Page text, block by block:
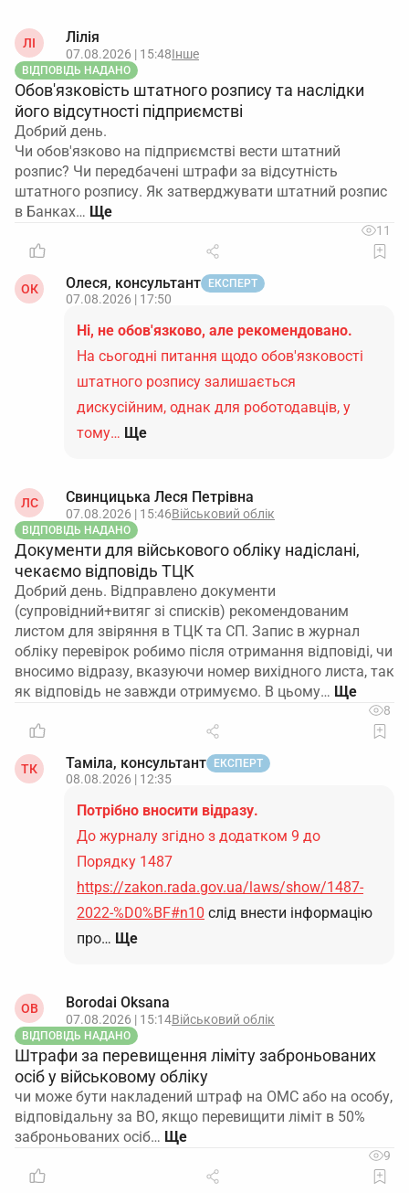
ЛІ Лілія
07.08.2026 | 15:48Інше
ВІДПОВІДЬ НАДАНО
Обов'язковість штатного розпису та наслідки
його відсутності підприємстві
Добрий день.
Чи обов'язково на підприємстві вести штатний
розпис? Чи передбачені штрафи за відсутність
штатного розпису. Як затверджувати штатний розпис
в Банках…
11
ОК Олеся, консультант ЕКСПЕРТ
07.08.2026 | 17:50
Ні, не обов'язково, але рекомендовано.
На сьогодні питання щодо обов'язковості
штатного розпису залишається
дискусійним, однак для роботодавців, у
тому… Ще
ЛС Свинцицька Леся Петрівна
07.08.2026 | 15:46Військовий облік
ВІДПОВІДЬ НАДАНО
Документи для військового обліку надіслані,
чекаємо відповідь ТЦК
Добрий день. Відправлено документи
(супровідний+витяг зі списків) рекомендованим
листом для звіряння в ТЦК та СП. Запис в журнал
обліку перевірок робимо після отримання відповіді, чи
вносимо відразу, вказуючи номер вихідного листа, так
як відповідь не завжди отримуємо. В цьому…
8
ТК Таміла, консультант ЕКСПЕРТ
08.08.2026 | 12:35
Потрібно вносити відразу.
До журналу згідно з додатком 9 до
Порядку 1487
https://zakon.rada.gov.ua/laws/show/1487-
2022-%D0%BF#n10 слід внести інформацію
про… Ще
OB Borodai Oksana
07.08.2026 | 15:14Військовий облік
ВІДПОВІДЬ НАДАНО
Штрафи за перевищення ліміту заброньованих
осіб у військовому обліку
чи може бути накладений штраф на ОМС або на особу,
відповідальну за ВО, якщо перевищити ліміт в 50%
заброньованих осіб…
9